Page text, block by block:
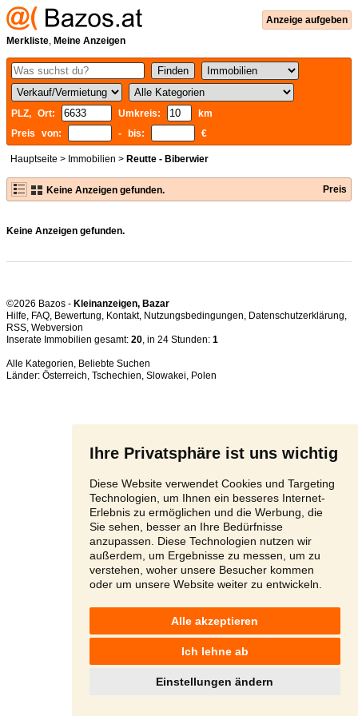
Ihre Privatsphäre ist uns wichtig
Diese Website verwendet Cookies und Targeting
Technologien, um Ihnen ein besseres Internet-
Erlebnis zu ermöglichen und die Werbung, die
Sie sehen, besser an Ihre Bedürfnisse
anzupassen. Diese Technologien nutzen wir
außerdem, um Ergebnisse zu messen, um zu
verstehen, woher unsere Besucher kommen
oder um unsere Website weiter zu entwickeln.
Alle akzeptieren
Ich lehne ab
Einstellungen ändern
Anzeige aufgeben
Merkliste, Meine Anzeigen
PLZ, Ort: Umkreis:
km
Preis von:
- bis: €
Hauptseite > Immobilien > Reutte - Biberwier
Keine Anzeigen gefunden. Preis
Keine Anzeigen gefunden.
©2026 Bazos - Kleinanzeigen, Bazar
Hilfe, FAQ, Bewertung, Kontakt, Nutzungsbedingungen, Datenschutzerklärung,
RSS,
Inserate Immobilien gesamt: 20, in 24 Stunden: 1
Alle Kategorien, Beliebte Suchen
Länder: Österreich, Tschechien, Slowakei, Polen